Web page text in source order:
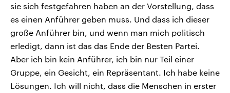
sie sich festgefahren haben an der Vorstellung, dass
es einen Anführer geben muss. Und dass ich dieser
große Anführer bin, und wenn man mich politisch
erledigt, dann ist das das Ende der Besten Partei.
Aber ich bin kein Anführer, ich bin nur Teil einer
Gruppe, ein Gesicht, ein Repräsentant. Ich habe keine
Lösungen. Ich will nicht, dass die Menschen in erster